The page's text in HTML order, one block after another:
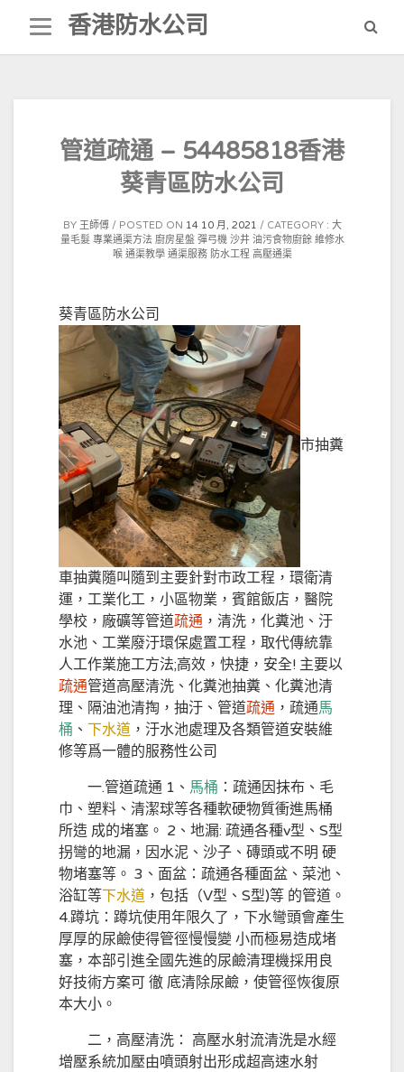
content
香港防水公司
管道疏通 – 54485818香港
葵青區防水公司
BY 王師傅 POSTED ON 14 10 月, 2021 CATEGORY : 大
量毛髮 專業通渠方法 廚房星盤 彈弓機 沙井 油污食物廚餘 維修水
喉 通渠教學 通渠服務 防水工程 高壓通渠
葵青區防水公司
市抽糞
車抽糞隨叫隨到主要針對市政工程，環衛清
運，工業化工，小區物業，賓館飯店，醫院
學校，廠礦等管道疏通 ，清洗，化糞池、汙
水池、工業廢汙環保處置工程，取代傳統靠
人工作業施工方法;高效，快捷，安全! 主要以
疏通管道高壓清洗、化糞池抽糞、化糞池清
理、隔油池清掏，抽汙、管道疏通 ，疏通馬
桶 、 下水道 ，汙水池處理及各類管道安裝維
修等爲一體的服務性公司
一.管道疏通 1、 馬桶 ：疏通因抹布、毛
巾、塑料、清潔球等各種軟硬物質衝進馬桶
所造 成的堵塞。 2、地漏: 疏通各種v型、S型
拐彎的地漏，因水泥、沙子、磚頭或不明 硬
物堵塞等。 3、面盆：疏通各種面盆、菜池、
浴缸等下水道 ，包括（V型、S型)等 的管道。
4.蹲坑：蹲坑使用年限久了，下水彎頭會產生
厚厚的尿鹼使得管徑慢慢變 小而極易造成堵
塞，本部引進全國先進的尿鹼清理機採用良
好技術方案可 徹 底清除尿鹼，使管徑恢復原
本大小。
二，高壓清洗： 高壓水射流清洗是水經
增壓系統加壓由噴頭射出形成超高速水射